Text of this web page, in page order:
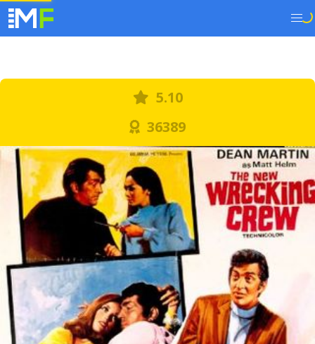
5.10
36389